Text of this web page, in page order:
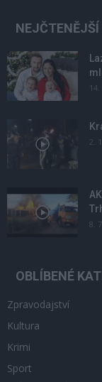
2.
8.
OBLÍBENÉ
Zpravodajství
Kultura
Krimi
Sport